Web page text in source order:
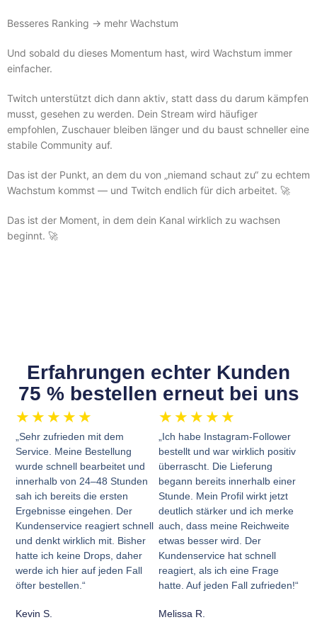
Besseres Ranking → mehr Wachstum
Und sobald du dieses Momentum hast, wird Wachstum immer
einfacher.
Twitch unterstützt dich dann aktiv, statt dass du darum kämpfen
musst, gesehen zu werden. Dein Stream wird häufiger
empfohlen, Zuschauer bleiben länger und du baust schneller eine
stabile Community auf.
Das ist der Punkt, an dem du von „niemand schaut zu“ zu echtem
Wachstum kommst — und Twitch endlich für dich arbeitet. 🚀
Das ist der Moment, in dem dein Kanal wirklich zu wachsen
beginnt. 🚀
Erfahrungen echter Kunden
75 % bestellen erneut bei uns
★ ★ ★ ★ ★
„Sehr zufrieden mit dem
Service. Meine Bestellung
wurde schnell bearbeitet und
innerhalb von 24–48 Stunden
sah ich bereits die ersten
Ergebnisse eingehen. Der
Kundenservice reagiert schnell
und denkt wirklich mit. Bisher
hatte ich keine Drops, daher
werde ich hier auf jeden Fall
öfter bestellen.“
Kevin S.
★ ★ ★ ★ ★
„Ich habe Instagram-Follower
bestellt und war wirklich positiv
überrascht. Die Lieferung
begann bereits innerhalb einer
Stunde. Mein Profil wirkt jetzt
deutlich stärker und ich merke
auch, dass meine Reichweite
etwas besser wird. Der
Kundenservice hat schnell
reagiert, als ich eine Frage
hatte. Auf jeden Fall zufrieden!“
Melissa R.